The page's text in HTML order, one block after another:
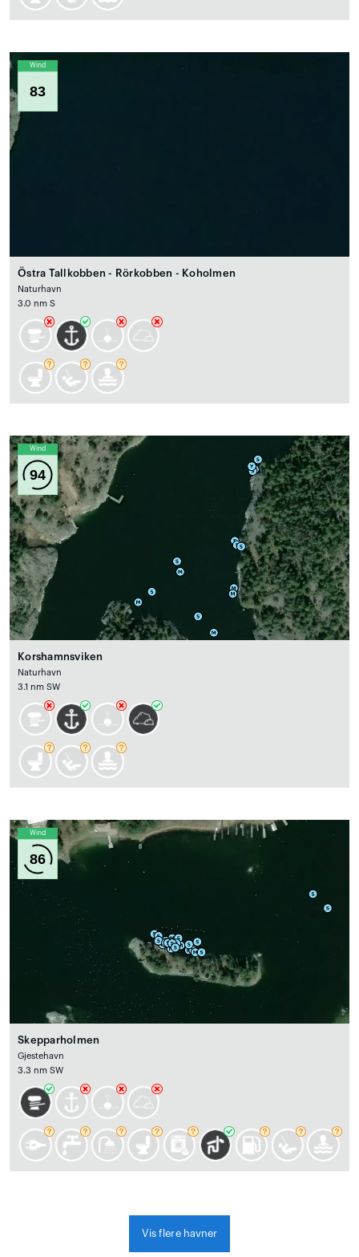
Wind
83
Östra Tallkobben - Rörkobben - Koholmen
Naturhavn
3.0 nm S
Wind
94
Korshamnsviken
Naturhavn
3.1 nm SW
Wind
86
Skepparholmen
Gjestehavn
3.3 nm SW
Vis flere havner